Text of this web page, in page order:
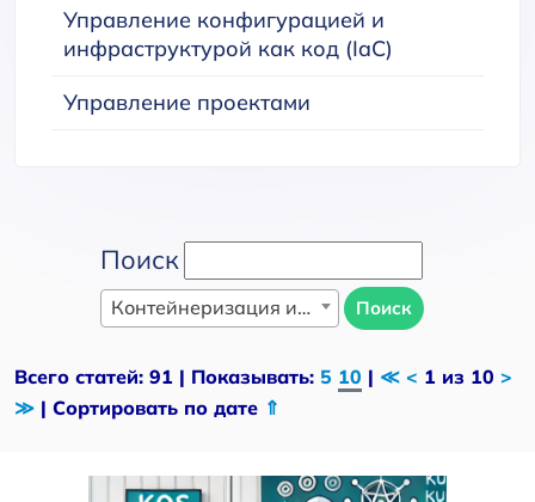
Управление конфигурацией и
инфраструктурой как код (IaC)
Управление проектами
Поиск
Контейнеризация и оркестрация Поиск
Всего статей: 91 | Показывать: 5 10 | ≪ < 1 из 10 >
≫ | Сортировать по дате ⇑